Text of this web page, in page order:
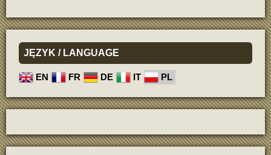
JĘZYK / LANGUAGE
EN FR DE IT PL